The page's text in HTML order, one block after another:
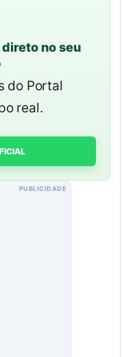
no seu
do Portal
real.
PUBLICIDADE